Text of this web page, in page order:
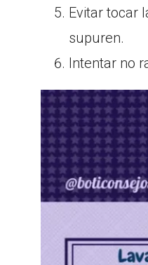
Evitar tocar
supuren.
Intentar no